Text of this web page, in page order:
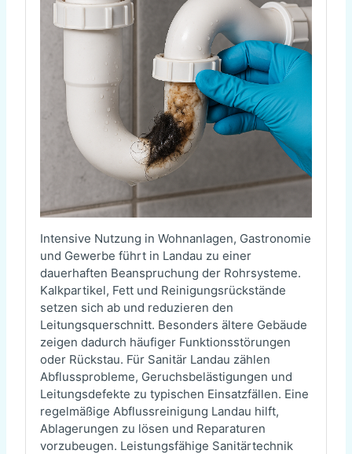
Intensive Nutzung in Wohnanlagen, Gastronomie
und Gewerbe führt in Landau zu einer
dauerhaften Beanspruchung der Rohrsysteme.
Kalkpartikel, Fett und Reinigungsrückstände
setzen sich ab und reduzieren den
Leitungsquerschnitt. Besonders ältere Gebäude
zeigen dadurch häufiger Funktionsstörungen
oder Rückstau. Für Sanitär Landau zählen
Abflussprobleme, Geruchsbelästigungen und
Leitungsdefekte zu typischen Einsatzfällen. Eine
regelmäßige Abflussreinigung Landau hilft,
Ablagerungen zu lösen und Reparaturen
vorzubeugen. Leistungsfähige Sanitärtechnik